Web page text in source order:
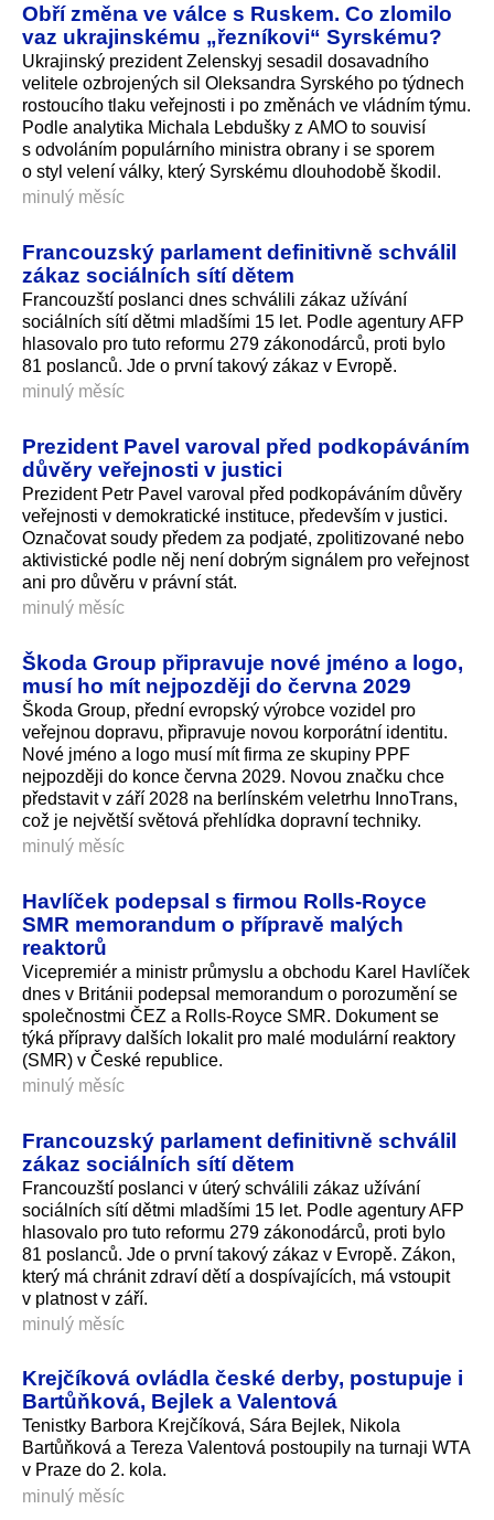
Obří změna ve válce s Ruskem. Co zlomilo
vaz ukrajinskému „řezníkovi“ Syrskému?
Ukrajinský prezident Zelenskyj sesadil dosavadního
velitele ozbrojených sil Oleksandra Syrského po týdnech
rostoucího tlaku veřejnosti i po změnách ve vládním týmu.
Podle analytika Michala Lebdušky z AMO to souvisí
s odvoláním populárního ministra obrany i se sporem
o styl velení války, který Syrskému dlouhodobě škodil.
minulý měsíc
Francouzský parlament definitivně schválil
zákaz sociálních sítí dětem
Francouzští poslanci dnes schválili zákaz užívání
sociálních sítí dětmi mladšími 15 let. Podle agentury AFP
hlasovalo pro tuto reformu 279 zákonodárců, proti bylo
81 poslanců. Jde o první takový zákaz v Evropě.
minulý měsíc
Prezident Pavel varoval před podkopáváním
důvěry veřejnosti v justici
Prezident Petr Pavel varoval před podkopáváním důvěry
veřejnosti v demokratické instituce, především v justici.
Označovat soudy předem za podjaté, zpolitizované nebo
aktivistické podle něj není dobrým signálem pro veřejnost
ani pro důvěru v právní stát.
minulý měsíc
Škoda Group připravuje nové jméno a logo,
musí ho mít nejpozději do června 2029
Škoda Group, přední evropský výrobce vozidel pro
veřejnou dopravu, připravuje novou korporátní identitu.
Nové jméno a logo musí mít firma ze skupiny PPF
nejpozději do konce června 2029. Novou značku chce
představit v září 2028 na berlínském veletrhu InnoTrans,
což je největší světová přehlídka dopravní techniky.
minulý měsíc
Havlíček podepsal s firmou Rolls-Royce
SMR memorandum o přípravě malých
reaktorů
Vicepremiér a ministr průmyslu a obchodu Karel Havlíček
dnes v Británii podepsal memorandum o porozumění se
společnostmi ČEZ a Rolls-Royce SMR. Dokument se
týká přípravy dalších lokalit pro malé modulární reaktory
(SMR) v České republice.
minulý měsíc
Francouzský parlament definitivně schválil
zákaz sociálních sítí dětem
Francouzští poslanci v úterý schválili zákaz užívání
sociálních sítí dětmi mladšími 15 let. Podle agentury AFP
hlasovalo pro tuto reformu 279 zákonodárců, proti bylo
81 poslanců. Jde o první takový zákaz v Evropě. Zákon,
který má chránit zdraví dětí a dospívajících, má vstoupit
v platnost v září.
minulý měsíc
Krejčíková ovládla české derby, postupuje i
Bartůňková, Bejlek a Valentová
Tenistky Barbora Krejčíková, Sára Bejlek, Nikola
Bartůňková a Tereza Valentová postoupily na turnaji WTA
v Praze do 2. kola.
minulý měsíc